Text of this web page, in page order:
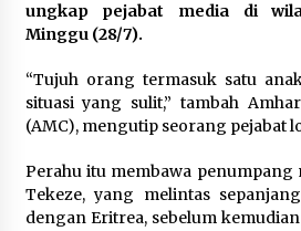
Dirjen Pajak: Rencana
BI Kembali
Evaluasi Pelaksanaan
ungkap pejabat media di
Minggu (28/7).
“Tujuh orang termasuk satu
situasi yang sulit,” tambah
(AMC), mengutip seorang pejabat
Perahu itu membawa
Tekeze, yang melintas
dengan Eritrea, sebelum